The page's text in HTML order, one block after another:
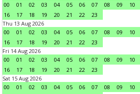
00
01 02 03 04 05 06 07 08 09 10
16
17 18 19 20 21 22
23
Thu 13 Aug 2026
00
01 02 03 04 05 06 07 08 09 10
16
17 18 19 20 21 22
23
Fri 14 Aug 2026
00
01 02 03 04 05 06 07 08 09 10
16
17 18 19 20 21 22
23
Sat 15 Aug 2026
00
01 02 03 04 05 06 07 08 09 10